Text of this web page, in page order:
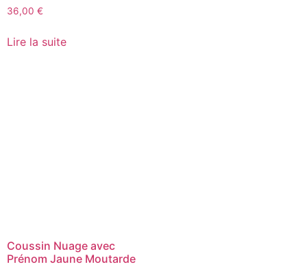
36,00 €
Lire la suite
Coussin Nuage avec
Prénom Jaune Moutarde